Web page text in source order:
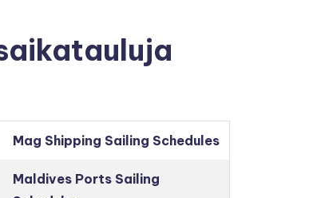
Mag Shipping Sailing Schedules
Maldives Ports Sailing